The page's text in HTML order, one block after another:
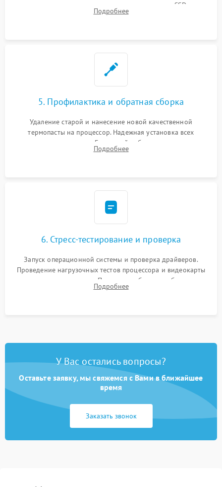
видеокарты, процессора или установка нового SSD для
восстановления и повышения скорости работы системы.
Подробнее
5. Профилактика и обратная сборка
Удаление старой и нанесение новой качественной
термопасты на процессор. Надежная установка всех
комплектующих в слоты. Грамотный кабель-менеджмент для
обеспечения правильной циркуляции воздуха внутри
Подробнее
6. Стресс-тестирование и проверка
Запуск операционной системы и проверка драйверов.
Проведение нагрузочных тестов процессора и видеокарты
для контроля температур. Проверка работоспособности всех
USB-портов, аудиовыходов и сетевого подключения.
Подробнее
У Вас остались вопросы?
Оставьте заявку, мы свяжемся с Вами в ближайшее
время
Заказать звонок